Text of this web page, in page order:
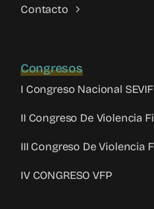
Contacto
Congresos
I Congreso Nacional
II Congreso De Violencia
III Congreso De Violencia
IV CONGRESO VFP